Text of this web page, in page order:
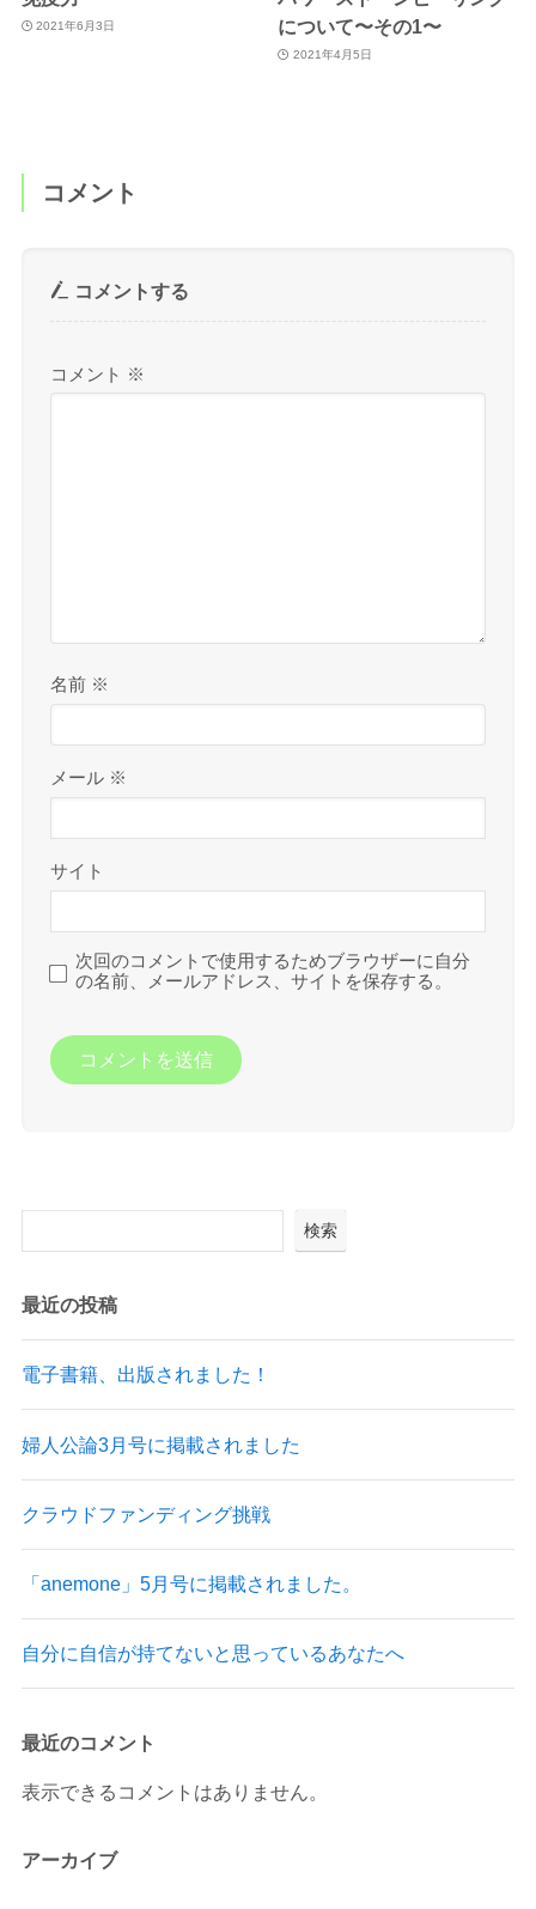
2021年6月3日
について〜その1〜
2021年4月5日
コメント
コメントする
コメント ※
名前 ※
メール ※
サイト
次回のコメントで使用するためブラウザーに自分
の名前、メールアドレス、サイトを保存する。
検索
最近の投稿
電子書籍、出版されました！
婦人公論3月号に掲載されました
クラウドファンディング挑戦
「anemone」5月号に掲載されました。
自分に自信が持てないと思っているあなたへ
最近のコメント
表示できるコメントはありません。
アーカイブ